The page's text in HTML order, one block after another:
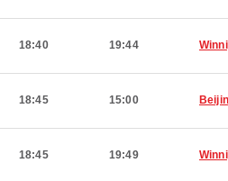
18:40 19:44
18:45 15:00
18:45 19:49